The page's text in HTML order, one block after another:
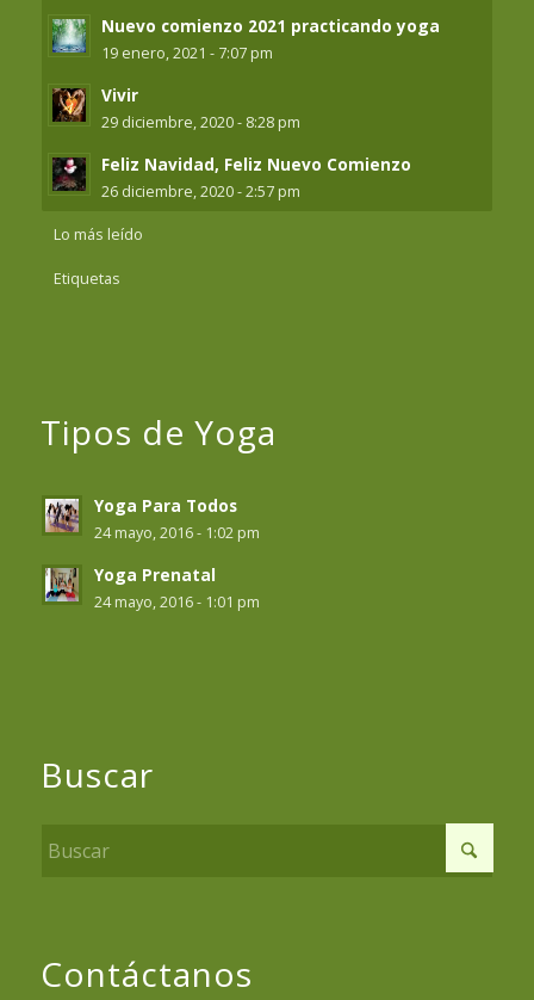
Nuevo comienzo 2021 practicando yoga
19 enero, 2021 - 7:07 pm
Vivir
29 diciembre, 2020 - 8:28 pm
Feliz Navidad, Feliz Nuevo Comienzo
26 diciembre, 2020 - 2:57 pm
Lo más leído
Etiquetas
Tipos de Yoga
Yoga Para Todos
24 mayo, 2016 - 1:02 pm
Yoga Prenatal
24 mayo, 2016 - 1:01 pm
Buscar
Contáctanos